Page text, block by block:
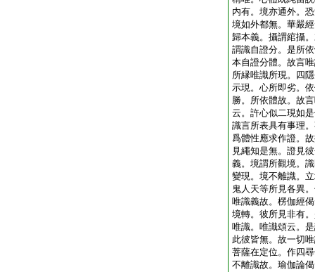
内有。境亦通外。
境如外都無。華嚴
歸本義。攝謂綰攝
謂識自證分。是所
本自證分體。故言
所縁唯識所現。四
示現。心所即劣。
勝。所依體故。故
云。許心似二現如
識言所表具有事理
爲體性應求作證。
見繩知是無。證見
義。境謂所觀境。
變現。境不離識。
鬼人天等所見各異
唯識義故。楞伽經
境轉。彼所見非有
唯識。唯識頌云。
此彼皆無。故一切
菩薩在定位。作四
不離識故。瑜伽論